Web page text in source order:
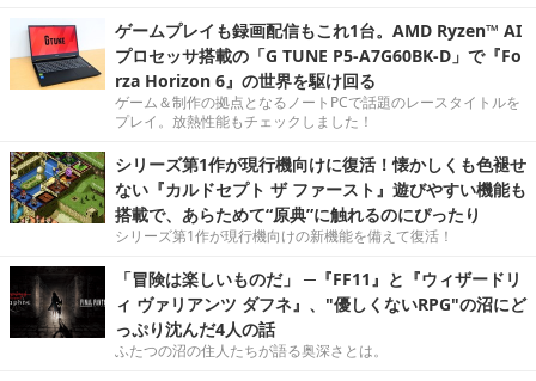
ゲームプレイも録画配信もこれ1台。AMD Ryzen™ AI
プロセッサ搭載の「G TUNE P5-A7G60BK-D」で『Fo
rza Horizon 6』の世界を駆け回る
ゲーム＆制作の拠点となるノートPCで話題のレースタイトルを
プレイ。放熱性能もチェックしました！
シリーズ第1作が現行機向けに復活！懐かしくも色褪せ
ない『カルドセプト ザ ファースト』遊びやすい機能も
搭載で、あらためて“原典”に触れるのにぴったり
シリーズ第1作が現行機向けの新機能を備えて復活！
「冒険は楽しいものだ」 ─『FF11』と『ウィザードリ
ィ ヴァリアンツ ダフネ』、"優しくないRPG"の沼にど
っぷり沈んだ4人の話
ふたつの沼の住人たちが語る奥深さとは。